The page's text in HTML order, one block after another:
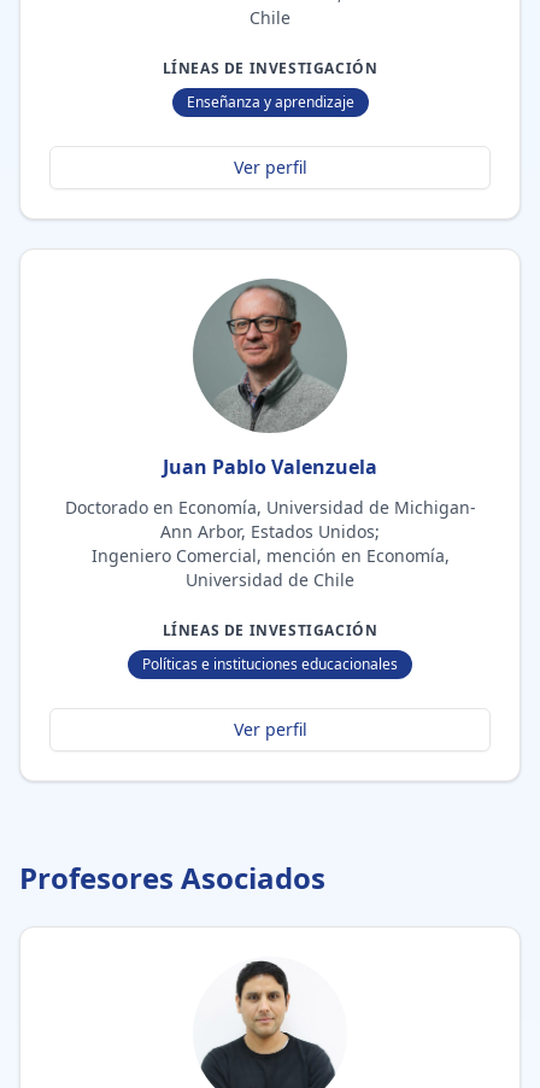
Chile
LÍNEAS DE INVESTIGACIÓN
Enseñanza y aprendizaje
Ver perfil
Juan Pablo Valenzuela
Doctorado en Economía, Universidad de Michigan-
Ann Arbor, Estados Unidos;
Ingeniero Comercial, mención en Economía,
Universidad de Chile
LÍNEAS DE INVESTIGACIÓN
Políticas e instituciones educacionales
Ver perfil
Profesores Asociados